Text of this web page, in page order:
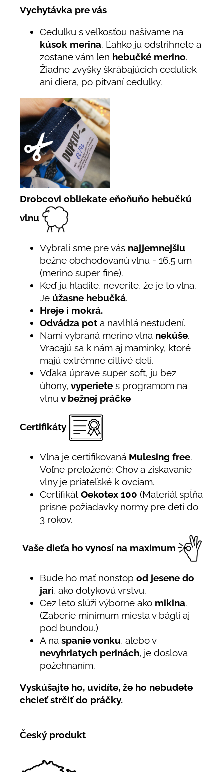
Vychytávka pre vás
Cedulku s veľkosťou našívame na
kúsok merina. Ľahko ju odstrihnete a
zostane vám len hebučké merino.
Žiadne zvyšky škrábajúcich ceduliek
ani diera, po pitvaní cedulky.
Drobcovi obliekate eňoňuňo hebučkú
vlnu
Vybrali sme pre vás najjemnejšiu
bežne obchodovanú vlnu - 16,5 um
(merino super fine).
Keď ju hladíte, neveríte, že je to vlna.
Je úžasne hebučká.
Hreje i mokrá.
Odvádza pot a navlhlá nestudení.
Nami vybraná merino vlna nekúše.
Vracajú sa k nám aj maminky, ktoré
majú extrémne citlivé deti.
Vďaka úprave super soft, ju bez
úhony, vyperiete s programom na
vlnu v bežnej práčke
Certifikáty
Vlna je certifikovaná Mulesing free.
Voľne preložené: Chov a získavanie
vlny je priateľské k ovciam.
Certifikát Oekotex 100 (Materiál spĺňa
prísne požiadavky normy pre deti do
3 rokov.
Vaše dieťa ho vynosí na maximum
Bude ho mať nonstop od jesene do
jari, ako dotykovú vrstvu.
Cez leto slúži výborne ako mikina.
(Zaberie minimum miesta v bágli aj
pod bundou.)
A na spanie vonku, alebo v
nevyhriatych perinách, je doslova
požehnaním.
Vyskúšajte ho, uvidíte, že ho nebudete
chcieť strčiť do práčky.
Český produkt